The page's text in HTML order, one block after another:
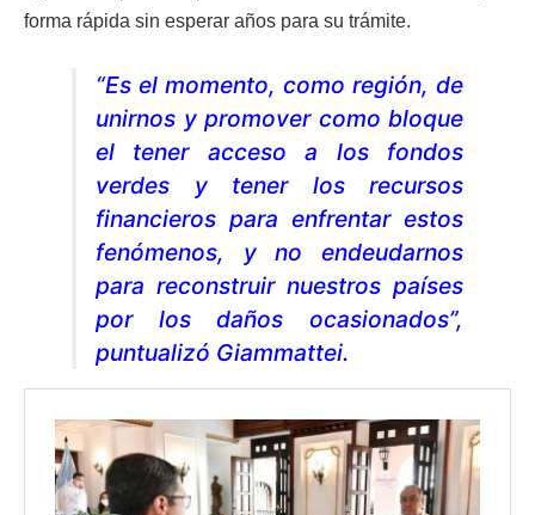
forma rápida sin esperar años para su trámite.
“Es el momento, como región, de
unirnos y promover como bloque
el tener acceso a los fondos
verdes y tener los recursos
financieros para enfrentar estos
fenómenos, y no endeudarnos
para reconstruir nuestros países
por los daños ocasionados”,
puntualizó Giammattei.